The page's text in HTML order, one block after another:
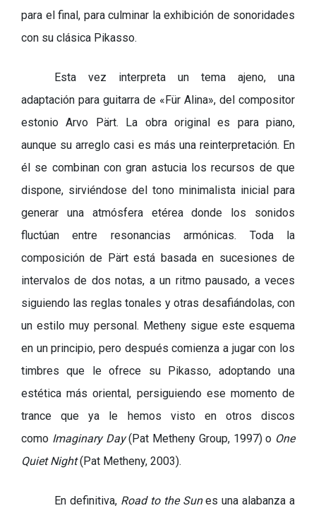
para el final, para culminar la exhibición de sonoridades
con su clásica Pikasso.
Esta vez interpreta un tema ajeno, una
adaptación para guitarra de «Für Alina», del compositor
estonio Arvo Pärt. La obra original es para piano,
aunque su arreglo casi es más una reinterpretación. En
él se combinan con gran astucia los recursos de que
dispone, sirviéndose del tono minimalista inicial para
generar una atmósfera etérea donde los sonidos
fluctúan entre resonancias armónicas. Toda la
composición de Pärt está basada en sucesiones de
intervalos de dos notas, a un ritmo pausado, a veces
siguiendo las reglas tonales y otras desafiándolas, con
un estilo muy personal. Metheny sigue este esquema
en un principio, pero después comienza a jugar con los
timbres que le ofrece su Pikasso, adoptando una
estética más oriental, persiguiendo ese momento de
trance que ya le hemos visto en otros discos
como Imaginary Day(Pat Metheny Group, 1997) o One
Quiet Night(Pat Metheny, 2003).
En definitiva, Road to the Sunes una alabanza a